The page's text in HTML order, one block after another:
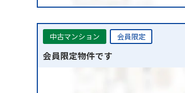
中古マンション 会員限定
会員限定物件です